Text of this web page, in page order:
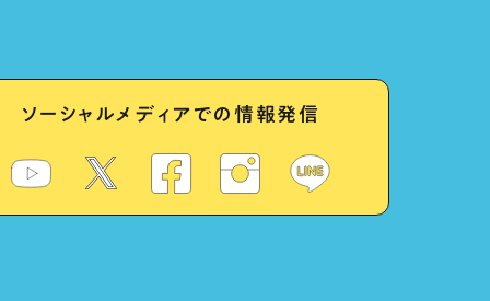
ソーシャルメディアでの情報発信